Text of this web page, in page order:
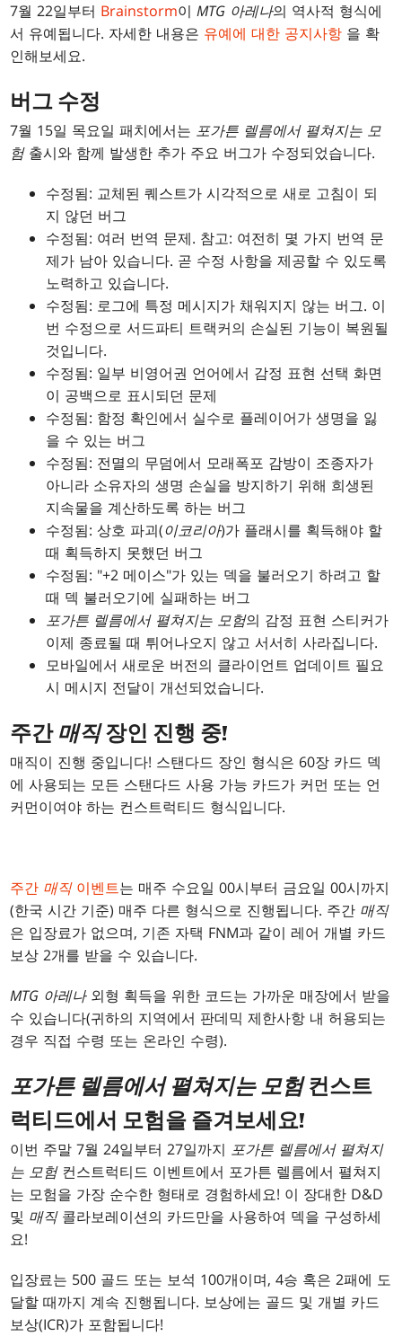
7월 22일부터 Brainstorm이MTG 아레나의 역사적 형식에
서 유예됩니다. 자세한 내용은 유예에 대한 공지사항 을 확
인해보세요.
버그 수정
7월 15일 목요일 패치에서는 포가튼 렐름에서 펼쳐지는 모
험출시와 함께 발생한 추가 주요 버그가 수정되었습니다.
수정됨: 교체된 퀘스트가 시각적으로 새로 고침이 되
지 않던 버그
수정됨: 여러 번역 문제. 참고: 여전히 몇 가지 번역 문
제가 남아 있습니다. 곧 수정 사항을 제공할 수 있도록
노력하고 있습니다.
수정됨: 로그에 특정 메시지가 채워지지 않는 버그. 이
번 수정으로 서드파티 트랙커의 손실된 기능이 복원될
것입니다.
수정됨: 일부 비영어권 언어에서 감정 표현 선택 화면
이 공백으로 표시되던 문제
수정됨: 함정 확인에서 실수로 플레이어가 생명을 잃
을 수 있는 버그
수정됨: 전멸의 무덤에서 모래폭포 감방이 조종자가
아니라 소유자의 생명 손실을 방지하기 위해 희생된
지속물을 계산하도록 하는 버그
수정됨: 상호 파괴(이코리아)가 플래시를 획득해야 할
때 획득하지 못했던 버그
수정됨: "+2 메이스"가 있는 덱을 불러오기 하려고 할
때 덱 불러오기에 실패하는 버그
포가튼 렐름에서 펼쳐지는 모험의 감정 표현 스티커가
이제 종료될 때 튀어나오지 않고 서서히 사라집니다.
모바일에서 새로운 버전의 클라이언트 업데이트 필요
시 메시지 전달이 개선되었습니다.
주간 매직 장인 진행 중!
매직이 진행 중입니다! 스탠다드 장인 형식은 60장 카드 덱
에 사용되는 모든 스탠다드 사용 가능 카드가 커먼 또는 언
커먼이여야 하는 컨스트럭티드 형식입니다.
주간 매직이벤트는 매주 수요일 00시부터 금요일 00시까지
(한국 시간 기준) 매주 다른 형식으로 진행됩니다. 주간 매직
은 입장료가 없으며, 기존 자택 FNM과 같이 레어 개별 카드
보상 2개를 받을 수 있습니다.
MTG 아레나외형 획득을 위한 코드는 가까운 매장에서 받을
수 있습니다(귀하의 지역에서 판데믹 제한사항 내 허용되는
경우 직접 수령 또는 온라인 수령).
포가튼 렐름에서 펼쳐지는 모험컨스트
럭티드에서 모험을 즐겨보세요!
이번 주말 7월 24일부터 27일까지 포가튼 렐름에서 펼쳐지
는 모험컨스트럭티드 이벤트에서 포가튼 렐름에서 펼쳐지
는 모험을 가장 순수한 형태로 경험하세요! 이 장대한 D&D
및 매직콜라보레이션의 카드만을 사용하여 덱을 구성하세
요!
입장료는 500 골드 또는 보석 100개이며, 4승 혹은 2패에 도
달할 때까지 계속 진행됩니다. 보상에는 골드 및 개별 카드
보상(ICR)가 포함됩니다!